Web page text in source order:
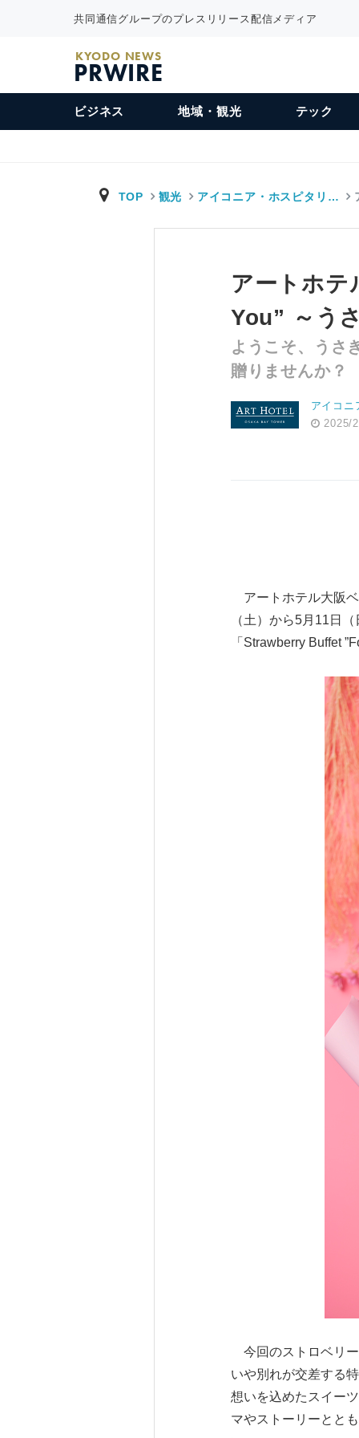
共同通信グループのプレスリリース配信メディア
KYODO NEWS
PRWIRE
ビジネス 地域・観光 テック
TOP 観光 アイコニア・ホスピタリ…
アートホ
You” ～う
ようこそ、うさ
贈りませんか？
アイコニ
2025/
アートホテル大阪ベ
（土）から5月11日
「Strawberry Buffet
今回のストロベリー
いや別れが交差する
想いを込めたスイー
マやストーリーとと